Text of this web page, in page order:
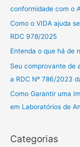
o
r
:
conformidade com o
Como o VIDA ajuda
RDC 978/2025
Entenda o que há de
Seu comprovante de
a RDC Nº 786/2023
Como Garantir uma
em Laboratórios de
Categorias